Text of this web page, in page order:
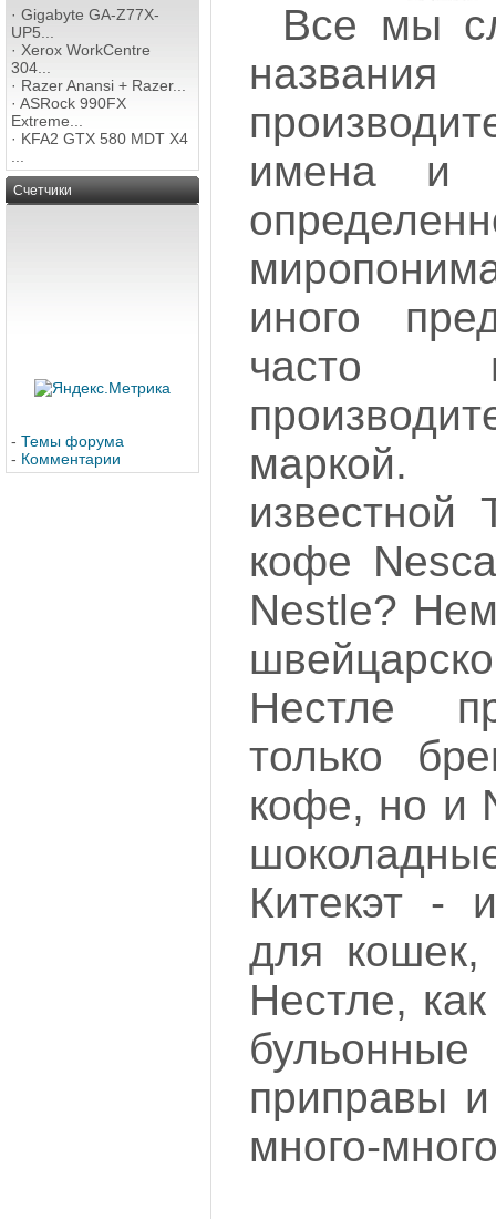
· Gigabyte GA-Z77X-
UP5...
· Xerox WorkCentre
304...
· Razer Anansi + Razer...
· ASRock 990FX
Extreme...
· KFA2 GTX 580 MDT X4
Счетчики
- Темы форума
- Комментарии
Все мы
имена и
иного
часто
маркой.
кофе
Nestle?
Нестле
только
кофе, но и
Китекэт -
для
Нестле,
приправы
много-